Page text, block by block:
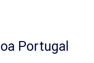
Portugal